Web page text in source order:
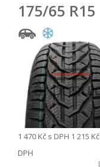
175/65 R15
1 470 Kč s DPH 1 215 Kč
DPH